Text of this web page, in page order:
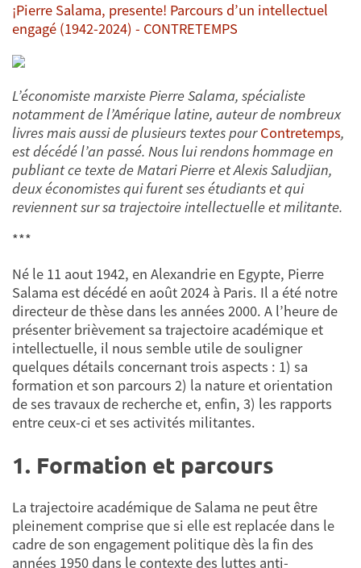
¡Pierre Salama, presente! Parcours d’un intellectuel
engagé (1942-2024) - CONTRETEMPS
L’économiste marxiste Pierre Salama, spécialiste
notamment de l’Amérique latine, auteur de nombreux
livres mais aussi de plusieurs textes pourContretemps,
est décédé l’an passé. Nous lui rendons hommage en
publiant ce texte de Matari Pierre et Alexis Saludjian,
deux économistes qui furent ses étudiants et qui
reviennent sur sa trajectoire intellectuelle et militante.
***
Né le 11 aout 1942, en Alexandrie en Egypte, Pierre
Salama est décédé en août 2024 à Paris. Il a été notre
directeur de thèse dans les années 2000. A l’heure de
présenter brièvement sa trajectoire académique et
intellectuelle, il nous semble utile de souligner
quelques détails concernant trois aspects : 1) sa
formation et son parcours 2) la nature et orientation
de ses travaux de recherche et, enfin, 3) les rapports
entre ceux-ci et ses activités militantes.
1. Formation et parcours
La trajectoire académique de Salama ne peut être
pleinement comprise que si elle est replacée dans le
cadre de son engagement politique dès la fin des
années 1950 dans le contexte des luttes anti-